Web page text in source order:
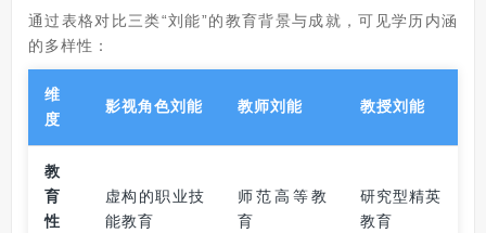
通过表格对比三类“刘能”的教育背景与成就，可见学历内涵
的多样性：
维
度
影视角色刘能 教师刘能 教授刘能
教
育
性
虚构的职业技
能教育
师范高等教
育
研究型精英
教育